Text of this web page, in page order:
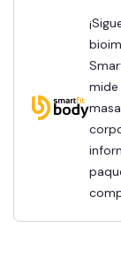
¡Sigue la evolución de tu cuerpo! Realiza tu